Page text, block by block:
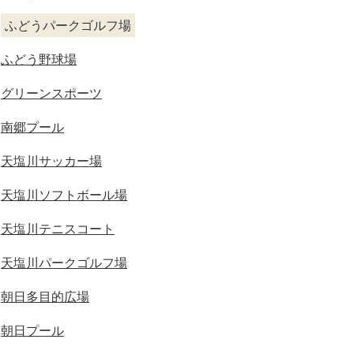
ふどうパークゴルフ場
ふどう野球場
グリーンスポーツ
南郷プール
天塩川サッカー場
天塩川ソフトボール場
天塩川テニスコート
天塩川パークゴルフ場
朝日多目的広場
朝日プール